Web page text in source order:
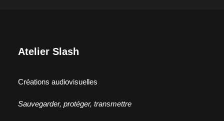
Atelier Slash
Créations audiovisuelles
Sauvegarder, protéger, transmettre